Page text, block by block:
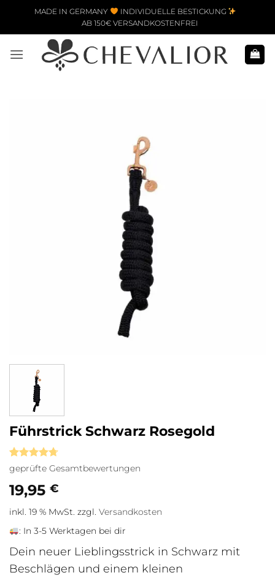
Zum Inhalt springen
MADE IN GERMANY
INDIVIDUELLE BESTICKUNG
AB 150€ VERSANDKOSTENFREI
Führstrick Schwarz Rosegold
Bewertet
mit
von 5,
basierend
3
Kundenbewertungen
geprüfte Gesamtbewertungen
19,95 €
inkl. 19 % MwSt. zzgl. Versandkosten
: In 3-5 Werktagen bei dir
Dein neuer Lieblingsstrick in Schwarz mit
Beschlägen und einem kleinen